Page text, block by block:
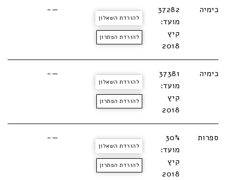
כימיה
37282
מועד:
קיץ
2018
להורדת השאלון
להורדת הפתרון
—-
כימיה
37381
מועד:
קיץ
2018
להורדת השאלון
להורדת הפתרון
—-
ספרות
30%
מועד:
קיץ
2018
להורדת השאלון
להורדת הפתרון
—-